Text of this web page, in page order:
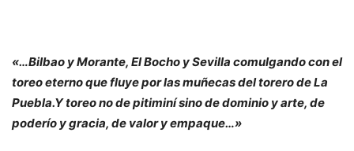
«…Bilbao y Morante, El Bocho y Sevilla comulgando con el
toreo eterno que fluye por las muñecas del torero de La
Puebla.Y toreo no de pitiminí sino de dominio y arte, de
poderío y gracia, de valor y empaque…»